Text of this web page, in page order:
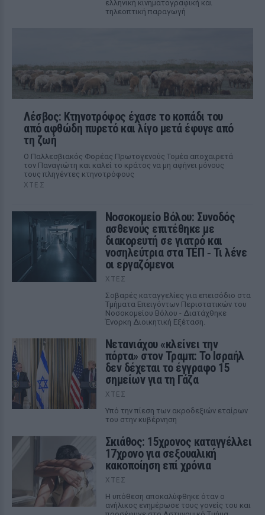
ελληνική κινηματογραφική και
τηλεοπτική παραγωγή
Λέσβος: Κτηνοτρόφος έχασε το κοπάδι του
από αφθώδη πυρετό και λίγο μετά έφυγε από
τη ζωή
Ο Παλλεσβιακός Φορέας Πρωτογενούς Τομέα αποχαιρετά
τον Παναγιώτη και καλεί το κράτος να μη αφήνει μόνους
τους πληγέντες κτηνοτρόφους
ΧΤΕΣ
Νοσοκομείο Βόλου: Συνοδός
ασθενούς επιτέθηκε με
διακορευτή σε γιατρό και
νοσηλεύτρια στα ΤΕΠ ‑ Τι λένε
οι εργαζόμενοι
ΧΤΕΣ
Σοβαρές καταγγελίες για επεισόδιο στα
Τμήματα Επειγόντων Περιστατικών του
Νοσοκομείου Βόλου - Διατάχθηκε
Ένορκη Διοικητική Εξέταση.
Νετανιάχου «κλείνει την
πόρτα» στον Τραμπ: Το Ισραήλ
δεν δέχεται το έγγραφο 15
σημείων για τη Γάζα
ΧΤΕΣ
Υπό την πίεση των ακροδεξιών εταίρων
του στην κυβέρνηση
Σκιάθος: 15χρονος καταγγέλλει
17χρονο για σεξουαλική
κακοποίηση επί χρόνια
ΧΤΕΣ
Η υπόθεση αποκαλύφθηκε όταν ο
ανήλικος ενημέρωσε τους γονείς του και